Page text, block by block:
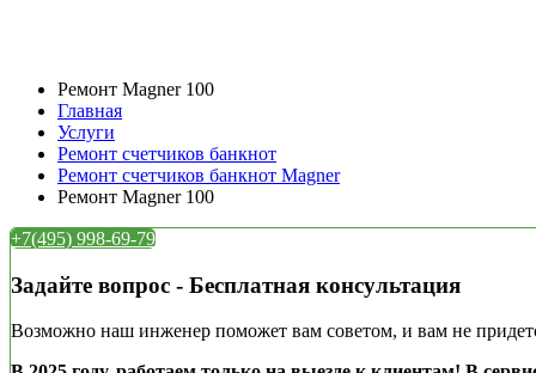
Ремонт Magner 100
Главная
Услуги
Ремонт счетчиков банкнот
Ремонт счетчиков банкнот Magner
Ремонт Magner 100
+7(495) 998-69-79
Задайте вопрос - Бесплатная консультация
Возможно наш инженер поможет вам советом, и вам не